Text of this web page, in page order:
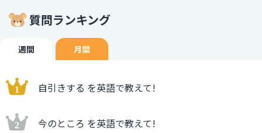
質問ランキング
週間 月間
自引きする を英語で教えて!
今のところ を英語で教えて!